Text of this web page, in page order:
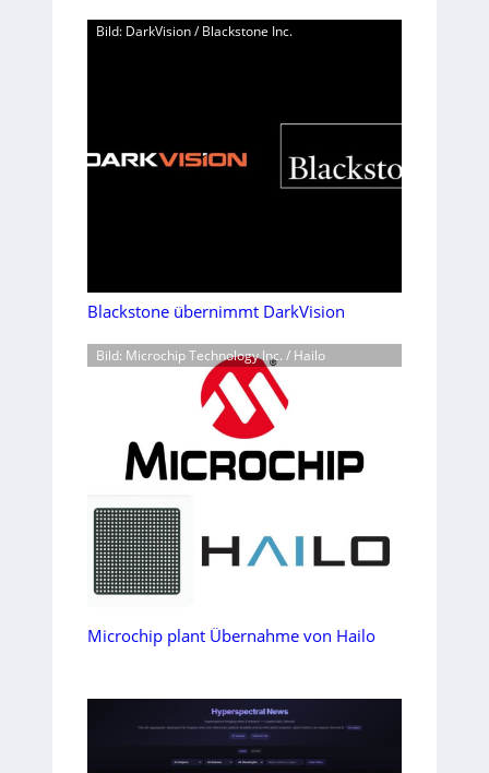
Bild: DarkVision / Blackstone Inc.
Blackstone übernimmt DarkVision
Bild: Microchip Technology Inc. / Hailo
Microchip plant Übernahme von Hailo